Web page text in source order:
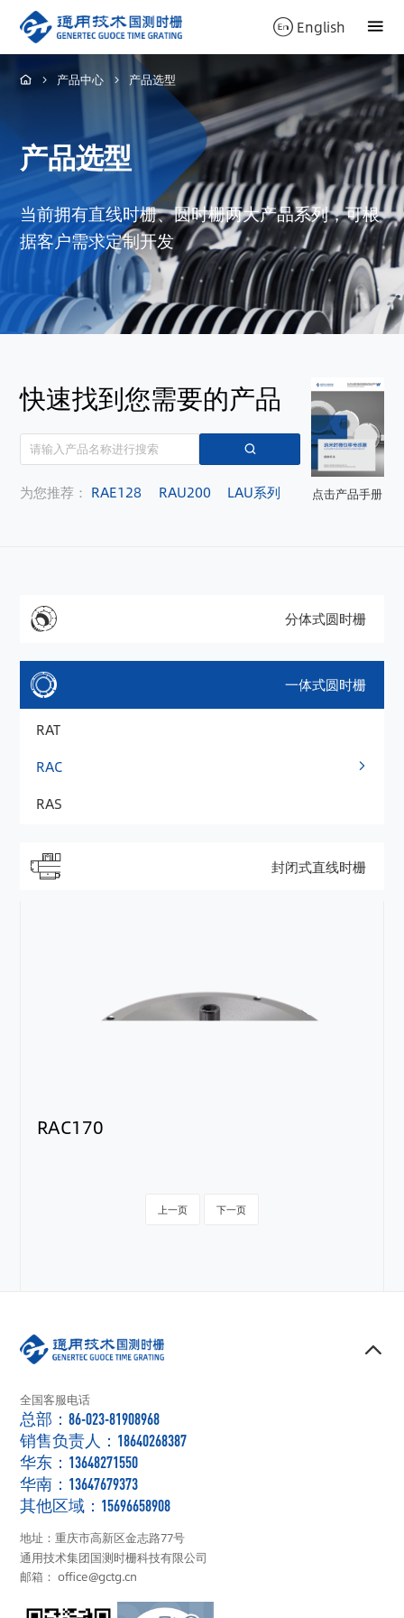
English
产品中心 产品选型
产品选型
当前拥有直线时栅、圆时栅两大产品系列，可根
据客户需求定制开发
快速找到您需要的产品
为您推荐： RAE128 RAU200 LAU系列 点击产品手册
分体式圆时栅
一体式圆时栅
RAT
RAC
RAS
封闭式直线时栅
RAC170
上一页 下一页
全国客服电话
总部：86-023-81908968
销售负责人：18640268387
华东：13648271550
华南：13647679373
其他区域：15696658908
地址：重庆市高新区金志路77号
通用技术集团国测时栅科技有限公司
邮箱： office@gctg.cn